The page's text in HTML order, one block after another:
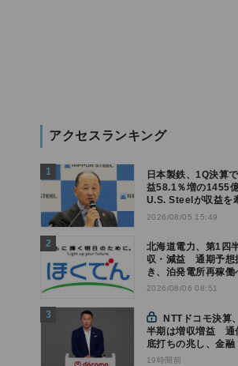
アクセスランキング
日本製鉄、1Q決算
益58.1％増の1455
U.S. Steelが収益を
2026/08/05 15:49
北海道電力、第1四
収・減益 通期予想
き、泊発電所再稼働
2026/08/06 08:51
半期は増収増益 通
底打ちの兆し、金融
化
19時間前